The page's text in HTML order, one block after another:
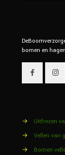
bomen en
→
Uitfrezen
→
Vellen van
→
Bomen